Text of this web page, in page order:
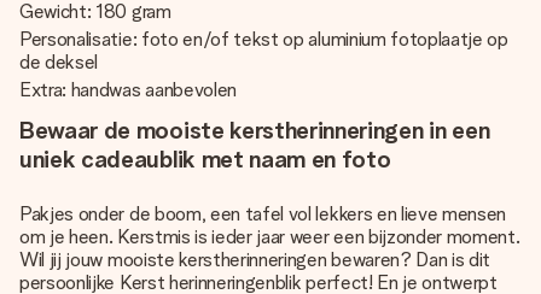
Gewicht: 180 gram
Personalisatie: foto en/of tekst op aluminium fotoplaatje op
de deksel
Extra: handwas aanbevolen
Bewaar de mooiste kerstherinneringen in een
uniek cadeaublik met naam en foto
Pakjes onder de boom, een tafel vol lekkers en lieve mensen
om je heen. Kerstmis is ieder jaar weer een bijzonder moment.
Wil jij jouw mooiste kerstherinneringen bewaren? Dan is dit
persoonlijke Kerst herinneringenblik perfect! En je ontwerpt